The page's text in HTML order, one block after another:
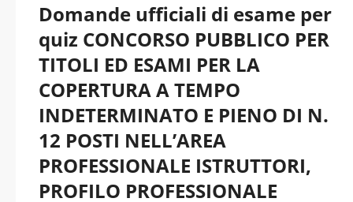
Domande ufficiali di esame per
quiz CONCORSO PUBBLICO PER
TITOLI ED ESAMI PER LA
COPERTURA A TEMPO
INDETERMINATO E PIENO DI N.
12 POSTI NELL’AREA
PROFESSIONALE ISTRUTTORI,
PROFILO PROFESSIONALE